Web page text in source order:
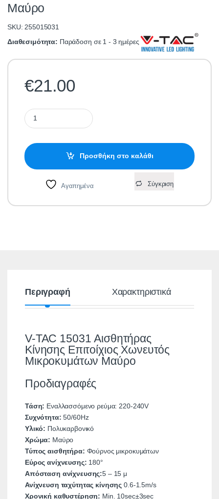
Μαύρο
SKU: 255015031
Διαθεσιμότητα: Παράδοση σε 1 - 3 ημέρες
€21.00
V-TAC 15031 Αισθητήρας Κίνησης Επιτοίχιος Χωνευτός
Προσθήκη στο καλάθι
Αγαπημένα Σύγκριση
Περιγραφή Χαρακτηριστικά
V-TAC 15031 Αισθητήρας
Κίνησης Επιτοίχιος Χωνευτός
Μικροκυμάτων Μαύρο
Προδιαγραφές
Τάση: Εναλλασσόμενο ρεύμα: 220-240V
Συχνότητα:50/60Hz
Υλικό: Πολυκαρβονικό
Χρώμα: Μαύρο
Τύπος αισθητήρα: Φούρνος μικροκυμάτων
Εύρος ανίχνευσης: 180°
Απόσταση ανίχνευσης:5 – 15 μ
Ανίχνευση ταχύτητας κίνησης0.6-1.5m/s
Χρονική καθυστέρηση: Min. 10sec±3sec